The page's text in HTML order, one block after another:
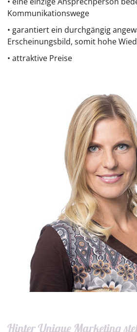
Kommunikationswege
• garantiert ein durchgängig
Erscheinungsbild, somit hohe
• attraktive Preise
Hinter Unique Marketing